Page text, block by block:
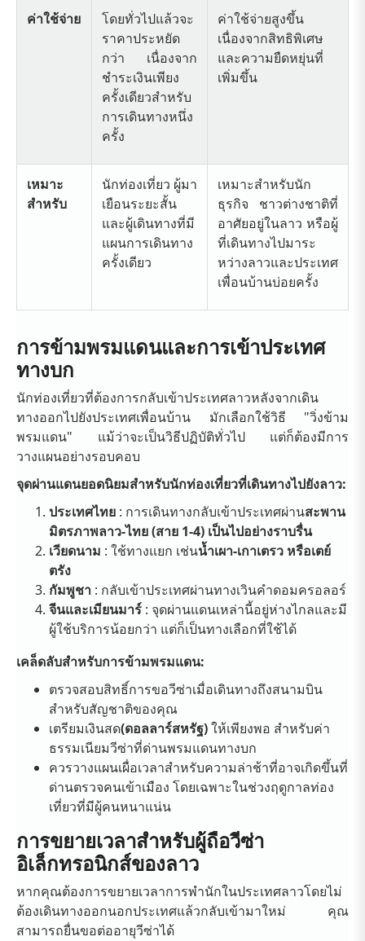
ค่าใช้จ่าย
โดยทั่วไปแล้วจะ
ราคาประหยัด
กว่า เนื่องจาก
ชำระเงินเพียง
ครั้งเดียวสำหรับ
การเดินทางหนึ่ง
ครั้ง
ค่าใช้จ่ายสูงขึ้น
เนื่องจากสิทธิพิเศษ
และความยืดหยุ่นที่
เพิ่มขึ้น
เหมาะ
สำหรับ
นักท่องเที่ยว ผู้มา
เยือนระยะสั้น
และผู้เดินทางที่มี
แผนการเดินทาง
ครั้งเดียว
เหมาะสำหรับนัก
ธุรกิจ ชาวต่างชาติที่
อาศัยอยู่ในลาว หรือผู้
ที่เดินทางไปมาระ
หว่างลาวและประเทศ
เพื่อนบ้านบ่อยครั้ง
การข้ามพรมแดนและการเข้าประเทศ
ทางบก
นักท่องเที่ยวที่ต้องการกลับเข้าประเทศลาวหลังจากเดิน
ทางออกไปยังประเทศเพื่อนบ้าน มักเลือกใช้วิธี "วิ่งข้าม
พรมแดน" แม้ว่าจะเป็นวิธีปฏิบัติทั่วไป แต่ก็ต้องมีการ
วางแผนอย่างรอบคอบ
จุดผ่านแดนยอดนิยมสำหรับนักท่องเที่ยวที่เดินทางไปยังลาว:
ประเทศไทย : การเดินทางกลับเข้าประเทศผ่านสะพาน
มิตรภาพลาว-ไทย (สาย 1-4) เป็นไปอย่างราบรื่น
เวียดนาม : ใช้ทางแยก เช่นน้ำเผา-เกาเตรว หรือเตย์
ตรัง
กัมพูชา : กลับเข้าประเทศผ่านทางเวินคำดอมครอลอร์
จีนและเมียนมาร์ : จุดผ่านแดนเหล่านี้อยู่ห่างไกลและมี
ผู้ใช้บริการน้อยกว่า แต่ก็เป็นทางเลือกที่ใช้ได้
เคล็ดลับสำหรับการข้ามพรมแดน:
ตรวจสอบสิทธิ์การขอวีซ่าเมื่อเดินทางถึงสนามบิน
สำหรับสัญชาติของคุณ
เตรียมเงินสด(ดอลลาร์สหรัฐ)ให้เพียงพอ สำหรับค่า
ธรรมเนียมวีซ่าที่ด่านพรมแดนทางบก
ควรวางแผนเผื่อเวลาสำหรับความล่าช้าที่อาจเกิดขึ้นที่
ด่านตรวจคนเข้าเมือง โดยเฉพาะในช่วงฤดูกาลท่อง
เที่ยวที่มีผู้คนหนาแน่น
การขยายเวลาสำหรับผู้ถือวีซ่า
อิเล็กทรอนิกส์ของลาว
หากคุณต้องการขยายเวลาการพำนักในประเทศลาวโดยไม่
ต้องเดินทางออกนอกประเทศแล้วกลับเข้ามาใหม่ คุณ
สามารถยื่นขอต่ออายุวีซ่าได้